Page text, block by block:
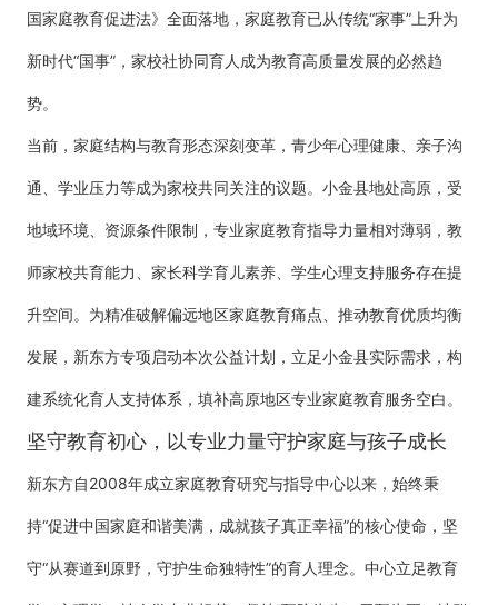
国家庭教育促进法》全面落地，家庭教育已从传统“家事”上升为
新时代“国事”，家校社协同育人成为教育高质量发展的必然趋
势。
当前，家庭结构与教育形态深刻变革，青少年心理健康、亲子沟
通、学业压力等成为家校共同关注的议题。小金县地处高原，受
地域环境、资源条件限制，专业家庭教育指导力量相对薄弱，教
师家校共育能力、家长科学育儿素养、学生心理支持服务存在提
升空间。为精准破解偏远地区家庭教育痛点、推动教育优质均衡
发展，新东方专项启动本次公益计划，立足小金县实际需求，构
建系统化育人支持体系，填补高原地区专业家庭教育服务空白。
坚守教育初心，以专业力量守护家庭与孩子成长
新东方自2008年成立家庭教育研究与指导中心以来，始终秉
持“促进中国家庭和谐美满，成就孩子真正幸福”的核心使命，坚
守“从赛道到原野，守护生命独特性”的育人理念。中心立足教育